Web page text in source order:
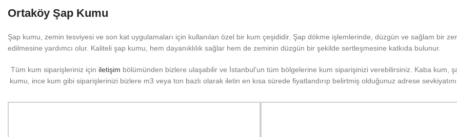
Ortaköy Şap Kumu
Şap kumu, zemin tesviyesi ve son kat uygulamaları için kullanılan özel bir kum çeşididir. Şap dökme işlemlerinde, düzgün ve sağlam bir
edilmesine yardımcı olur. Kaliteli şap kumu, hem dayanıklılık sağlar hem de zeminin düzgün bir şekilde sertleşmesine katkıda bulunur.
Tüm kum siparişleriniz için iletişim bölümünden bizlere ulaşabilir ve İstanbul’un tüm bölgelerine kum siparişinizi verebilirsiniz. Kaba kum,
kumu, ince kum gibi siparişlerinizi bizlere m3 veya ton bazlı olarak iletin en kısa sürede fiyatlandırıp belirtmiş olduğunuz adrese